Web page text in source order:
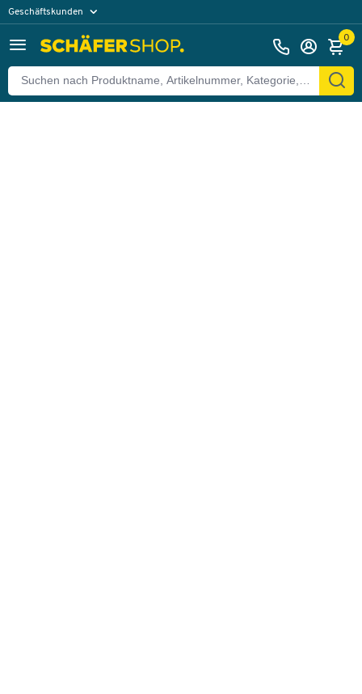
Geschäftskunden
0
Zurück